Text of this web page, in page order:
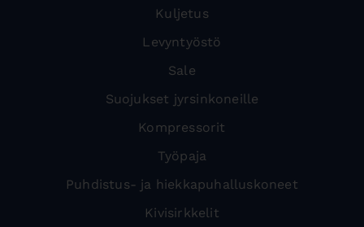
Kuljetus
Levyntyöstö
Sale
Suojukset jyrsinkoneille
Kompressorit
Työpaja
Puhdistus- ja hiekkapuhalluskoneet
Kivisirkkelit